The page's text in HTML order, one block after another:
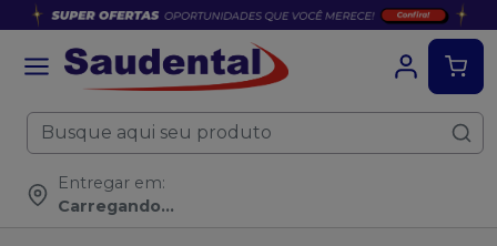
Entregar em:
Carregando...